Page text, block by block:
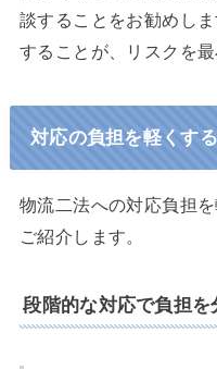
談することをお勧めし
することが、リスクを
対応の負担を軽くす
物流二法への対応負担
ご紹介します。
段階的な対応で負担を